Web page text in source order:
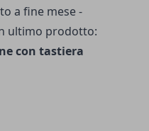
a fine mese -
ultimo prodotto:
con tastiera